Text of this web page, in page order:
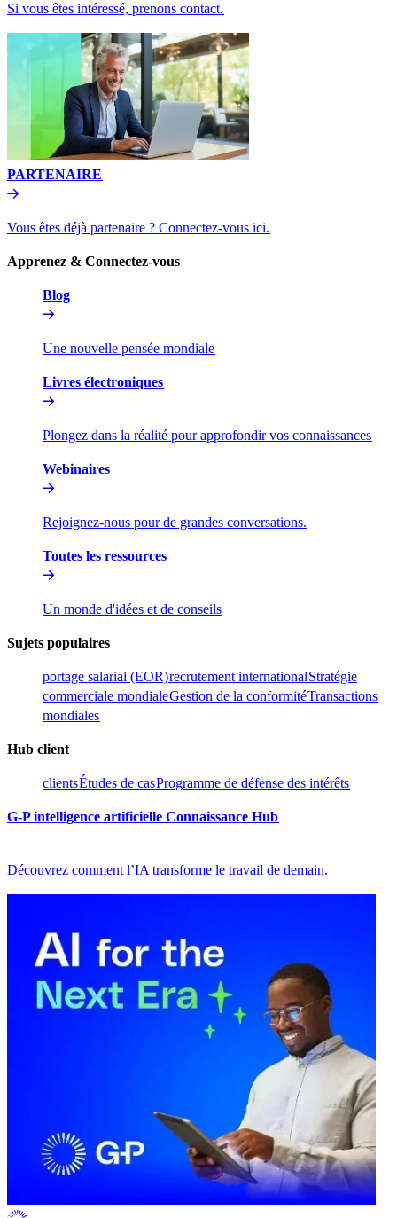
Si vous êtes intéressé, prenons contact.​​
PARTENAIRE​​
Vous êtes déjà partenaire ? Connectez-vous ici.​​
Apprenez & Connectez-vous​​
Blog​​
Une nouvelle pensée mondiale​​
Livres électroniques​​
Plongez dans la réalité pour approfondir vos connaissances​​
Webinaires​​
Rejoignez-nous pour de grandes conversations.​​
Toutes les ressources​​
Un monde d'idées et de conseils​​
Sujets populaires​​
portage salarial (EOR)​​recrutement international​​Stratégie
commerciale mondiale​​Gestion de la conformité​​Transactions
mondiales​​
Hub client​​
clients​​Études de cas​​Programme de défense des intérêts​​
G-P intelligence artificielle Connaissance Hub​​
Découvrez comment l’IA transforme le travail de demain.​​